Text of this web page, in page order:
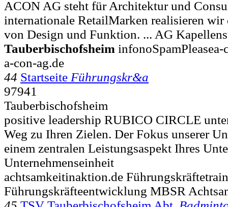
ACON AG steht für Architektur und
internationale RetailMarken realisieren wir
von Design und Funktion. ... AG
Tauberbischofsheim infonoSpamPleasea-
a-con-ag.de
44 Startseite Führungskr&a
97941
Tauberbischofsheim
positive leadership RUBICO CIRCLE
Weg zu Ihren Zielen. Der Fokus unserer
einem zentralen Leistungsaspekt Ihres
Unternehmenseinheit
achtsamkeitinaktion.de
Führungskräfteentwicklung MBSR